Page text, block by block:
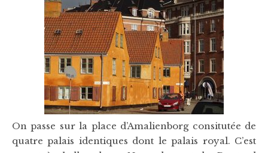
On passe sur la place d’Amalienborg consitutée de
quatre palais identiques dont le palais royal. C’est